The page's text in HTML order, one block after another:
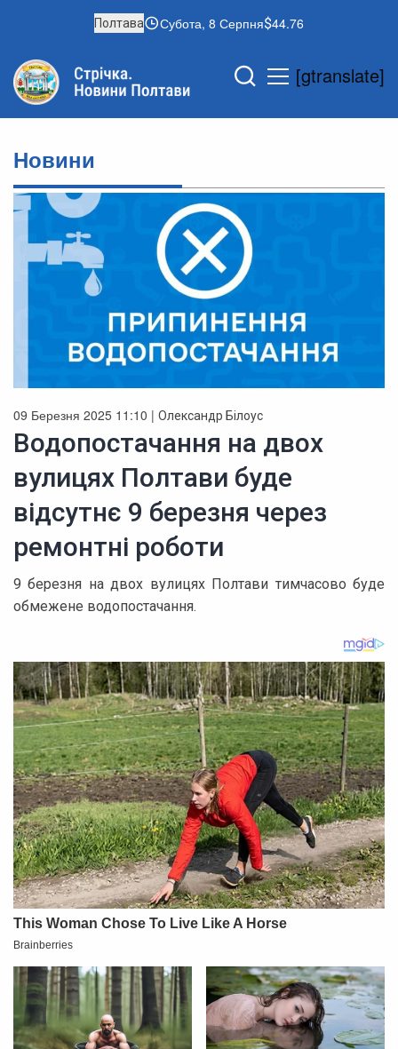
Полтава Субота, 8 Серпня 44.76
[gtranslate]
Новини
09 Березня 2025 11:10 | Олександр Білоус
Водопостачання на двох
вулицях Полтави буде
відсутнє 9 березня через
ремонтні роботи
9 березня на двох вулицях Полтави тимчасово буде
обмежене водопостачання.